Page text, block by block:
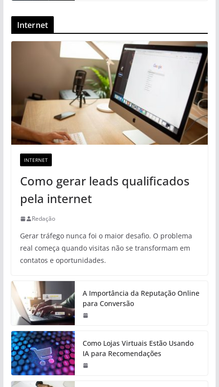
Internet
INTERNET
Como gerar leads qualificados
pela internet
Redação
Gerar tráfego nunca foi o maior desafio. O problema
real começa quando visitas não se transformam em
contatos e oportunidades.
A Importância da Reputação Online
para Conversão
Como Lojas Virtuais Estão Usando
IA para Recomendações